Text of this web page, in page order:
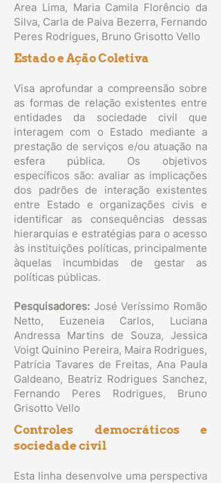
Area Lima, Maria Camila Florêncio da
Silva, Carla de Paiva Bezerra, Fernando
Peres Rodrigues, Bruno Grisotto Vello
Estado e Ação Coletiva
Visa aprofundar a compreensão sobre
as formas de relação existentes entre
entidades da sociedade civil que
interagem com o Estado mediante a
prestação de serviços e/ou atuação na
esfera pública. Os objetivos
específicos são: avaliar as implicações
dos padrões de interação existentes
entre Estado e organizações civis e
identificar as consequências dessas
hierarquias e estratégias para o acesso
às instituições políticas, principalmente
àquelas incumbidas de gestar as
políticas públicas.
Pesquisadores: José Veríssimo Romão
Netto, Euzeneia Carlos, Luciana
Andressa Martins de Souza, Jessica
Voigt Quinino Pereira, Maira Rodrigues,
Patrícia Tavares de Freitas, Ana Paula
Galdeano, Beatriz Rodrigues Sanchez,
Fernando Peres Rodrigues, Bruno
Grisotto Vello
Controles democráticos e
sociedade civil
Esta linha desenvolve uma perspectiva